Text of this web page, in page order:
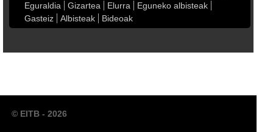
Eguraldia
Gizartea Elurra
Eguneko albisteak
Gasteiz
Albisteak Bideoak
© EITB - 2026